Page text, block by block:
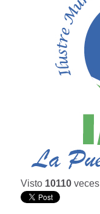
Visto 10110 veces